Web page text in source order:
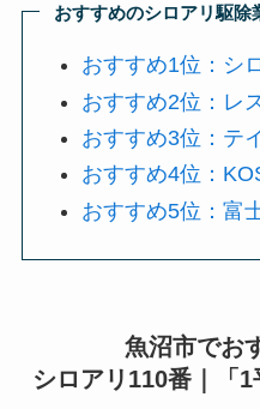
おすすめのシロアリ駆除
おすすめ1位：シ
おすすめ2位：レ
おすすめ3位：テ
おすすめ4位：
おすすめ5位：富
魚沼市でお
シロアリ110番｜「